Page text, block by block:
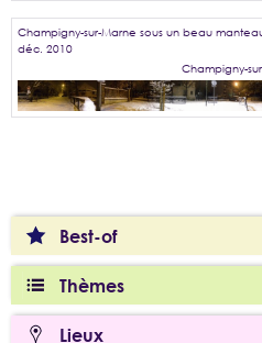
Best-of
Thèmes
Lieux
Champigny-sur-Marne sous un beau
déc. 2010
Champigny-